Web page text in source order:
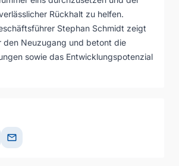
Rückhalt zu helfen.
Stephan Schmidt zeigt
den Neuzugang und betont die
sowie das Entwicklungspotenzial
mail